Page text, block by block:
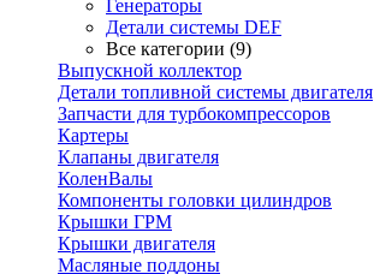
Генераторы
Детали системы DEF
Все категории (9)
Выпускной коллектор
Детали топливной системы двигателя
Запчасти для турбокомпрессоров
Картеры
Клапаны двигателя
КоленВалы
Компоненты головки цилиндров
Крышки ГРМ
Крышки двигателя
Масляные поддоны